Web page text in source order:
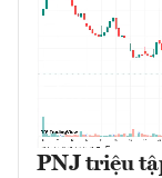
PNJ triệu